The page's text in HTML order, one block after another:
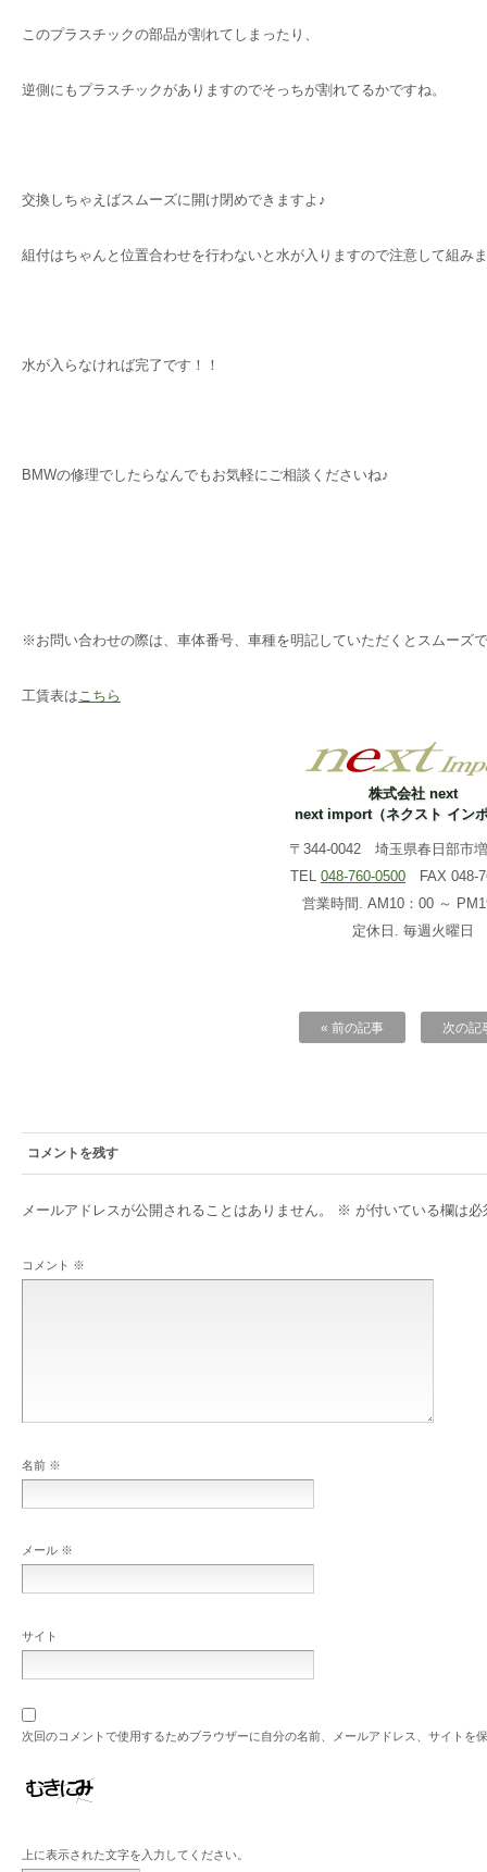
このプラスチックの部品が割れてしまったり、
逆側にもプラスチックがありますのでそっちが割れてるかですね。
交換しちゃえばスムーズに開け閉めできますよ♪
組付はちゃんと位置合わせを行わないと水が入りますので注意して組み
水が入らなければ完了です！！
BMWの修理でしたらなんでもお気軽にご相談くださいね♪
※お問い合わせの際は、車体番号、車種を明記していただくとスムーズ
工賃表は こちら
株式会社 next
next import（ネクスト イン
〒344-0042 埼玉県春日部市
TEL 048-760-0500 FAX 048-
営業時間. AM10：00 ～
定休日. 毎週火曜日
« 前の記事 次の記
コメントを残す
メールアドレスが公開されることはありません。 ※ が付いている欄は必
コメント ※
名前 ※
メール ※
サイト
次回のコメントで使用するためブラウザーに自分の名前、メールアドレス、サイトを
上に表示された文字を入力してください。